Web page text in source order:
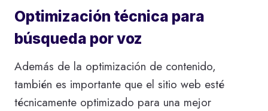
Optimización técnica para
búsqueda por voz
Además de la optimización de contenido,
también es importante que el sitio web esté
técnicamente optimizado para una mejor